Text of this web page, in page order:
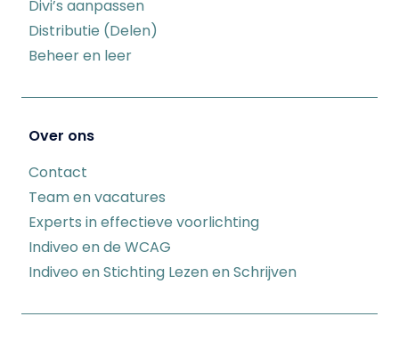
Divi’s aanpassen
Distributie (Delen)
Beheer en leer
Over ons
Contact
Team en vacatures
Experts in effectieve voorlichting
Indiveo en de WCAG
Indiveo en Stichting Lezen en Schrijven